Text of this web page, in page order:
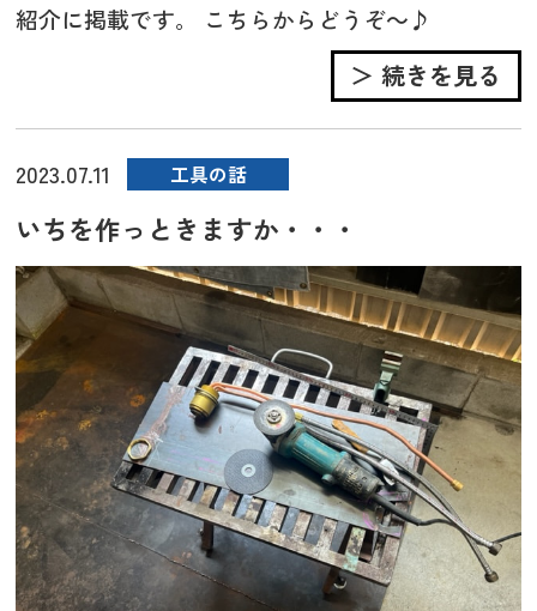
紹介に掲載です。 こちらからどうぞ～♪
＞ 続きを見る
2023.07.11 工具の話
いちを作っときますか・・・